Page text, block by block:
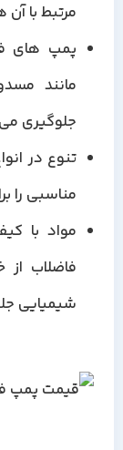
مرتبط با
پمپ های
مانند
جلوگیری
تنوع در
مناسبی را
مواد با
فاضلاب
شیمیایی